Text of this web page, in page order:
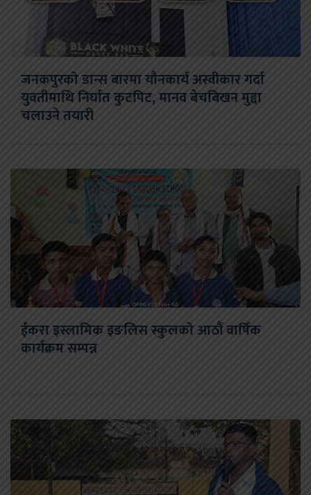
जनकपुरको डान्स बारमा यौनकार्य अस्वीकार गर्दा
युवतीमाथि निर्घात कुटपिट, मानव बेचबिखन मुद्दा
चलाउने तयारी
ईकरा इस्लामिक इङलिस स्कुलको आठौं वार्षिक
कार्यक्रम सम्पन्न